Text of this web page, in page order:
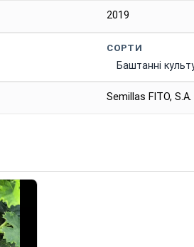
2019
СОРТИ
Баштанні
Semillas FITO, S.A.